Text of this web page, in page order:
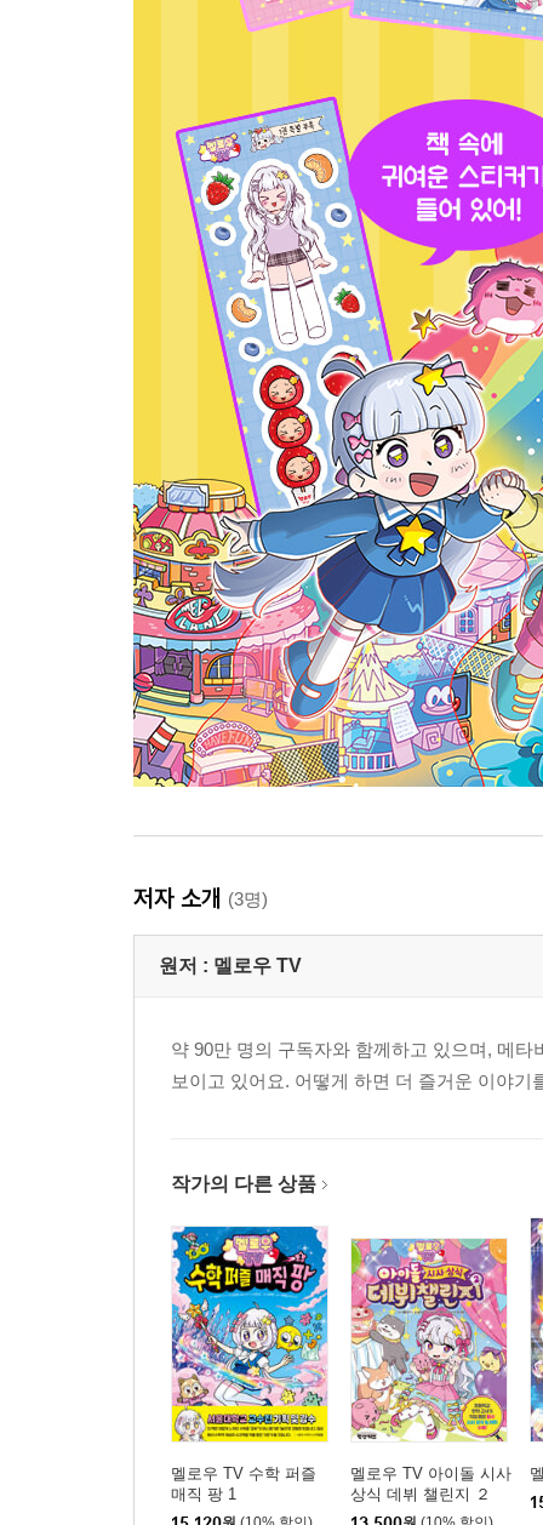
저자 소개 (3명)
원저 : 멜로우 TV
약 90만 명의 구독자와 함께하고 있으며, 메
보이고 있어요. 어떻게 하면 더 즐거운 이야
작가의 다른 상품
멜로우 TV 수학 퍼즐
매직 팡 1
멜로우 TV 아이돌 시사
상식 데뷔 챌린지 ２